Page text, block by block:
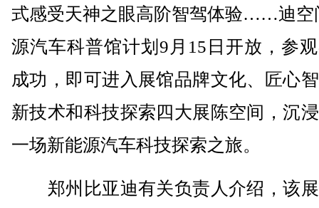
式感受天神之眼高阶智驾体验……迪空
源汽车科普馆计划9月15日开放，参
成功，即可进入展馆品牌文化、匠心
新技术和科技探索四大展陈空间，沉
一场新能源汽车科技探索之旅。
郑州比亚迪有关负责人介绍，该